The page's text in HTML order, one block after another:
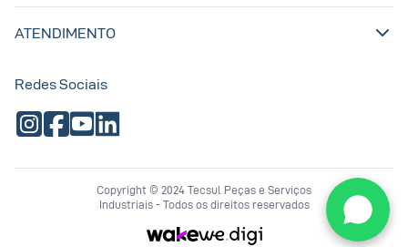
ATENDIMENTO
Redes Sociais
Copyright © 2024 Tecsul Peças e Serviços
Industriais - Todos os direitos reservados